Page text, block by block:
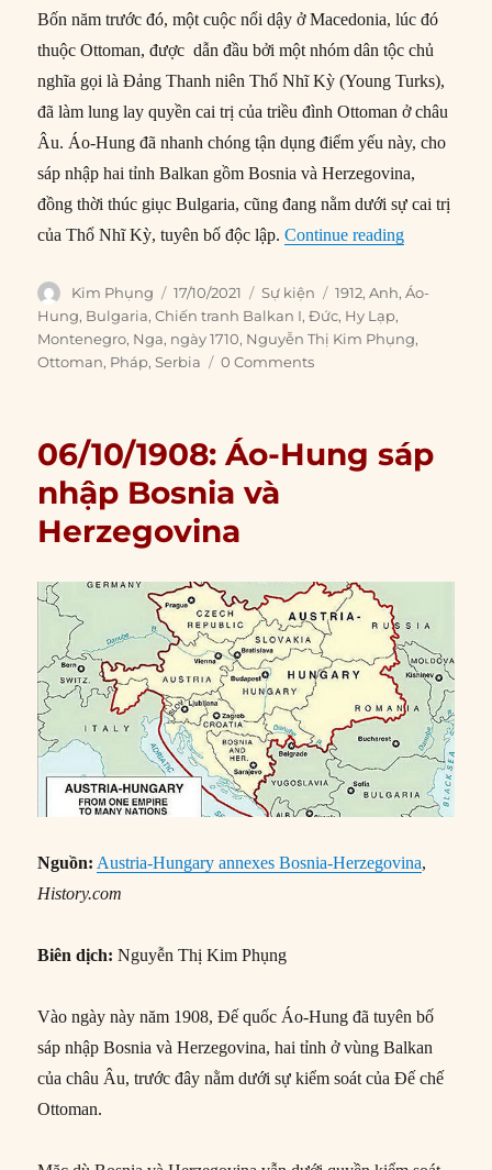
Bốn năm trước đó, một cuộc nổi dậy ở Macedonia, lúc đó
thuộc Ottoman, được dẫn đầu bởi một nhóm dân tộc chủ
nghĩa gọi là Đảng Thanh niên Thổ Nhĩ Kỳ (Young Turks),
đã làm lung lay quyền cai trị của triều đình Ottoman ở châu
Âu. Áo-Hung đã nhanh chóng tận dụng điểm yếu này, cho
sáp nhập hai tỉnh Balkan gồm Bosnia và Herzegovina,
đồng thời thúc giục Bulgaria, cũng đang nằm dưới sự cai trị
của Thổ Nhĩ Kỳ, tuyên bố độc lập.Continue reading“17/10/
Author
Kim Phụng
Posted
on
17/10/2021 Categories
Sự kiện Tags
1912,Anh,Áo-
Hung, Bulgaria,Chiến tranh Balkan I,Đức, Hy Lạp,
Montenegro, Nga, ngày 1710, Nguyễn Thị Kim Phụng,
Ottoman, Pháp,Serbia 0 Comments
06/10/1908: Áo-Hung sáp
nhập Bosnia và
Herzegovina
Nguồn: Austria-Hungary annexes Bosnia-Herzegovina,
History.com
Biên dịch: Nguyễn Thị Kim Phụng
Vào ngày này năm 1908, Đế quốc Áo-Hung đã tuyên bố
sáp nhập Bosnia và Herzegovina, hai tỉnh ở vùng Balkan
của châu Âu, trước đây nằm dưới sự kiểm soát của Đế chế
Ottoman.